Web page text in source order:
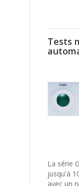
Tests
La série
jusqu'à
avec un